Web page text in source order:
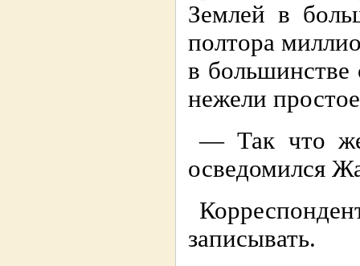
Землей в
полтора
в
нежели
— Так что
осведомился
записывать.